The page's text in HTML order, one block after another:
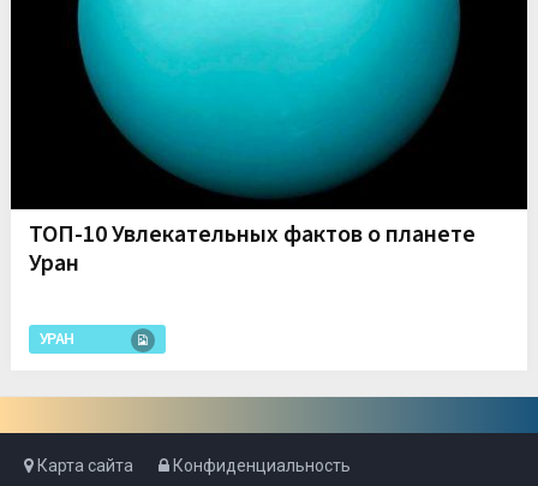
ТОП-10 Увлекательных фактов о планете
Уран
УРАН
Карта сайта
Конфиденциальность